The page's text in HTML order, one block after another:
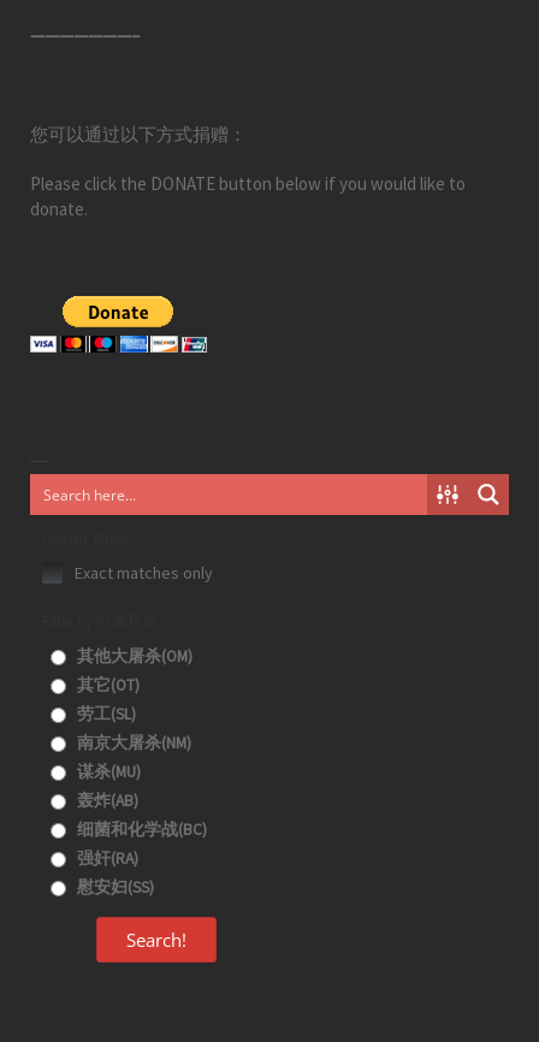
———————–
您可以通过以下方式捐赠：
Please click the DONATE button below if you would like to
donate.
Exact matches only
其他大屠杀(OM)
其它(OT)
劳工(SL)
南京大屠杀(NM)
谋杀(MU)
轰炸(AB)
细菌和化学战(BC)
强奸(RA)
慰安妇(SS)
Search!